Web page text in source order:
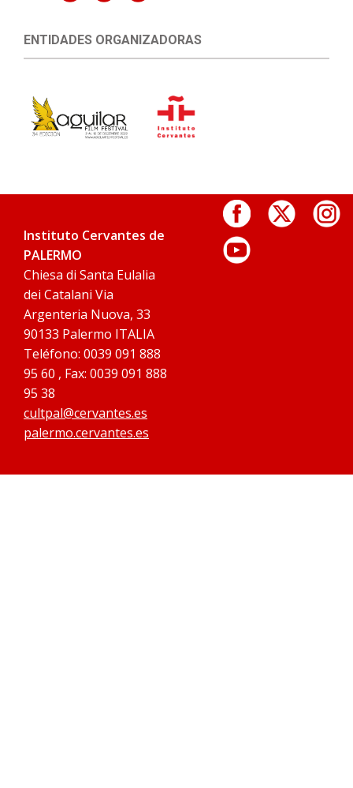
ENTIDADES ORGANIZADORAS
Instituto Cervantes de
PALERMO
Chiesa di Santa Eulalia
dei Catalani Via
Argenteria Nuova, 33
90133 Palermo ITALIA
Teléfono: 0039 091 888
95 60 , Fax: 0039 091 888
95 38
cultpal@cervantes.es
palermo.cervantes.es